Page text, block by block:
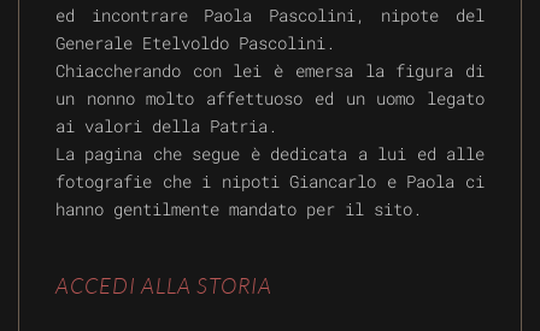
ed incontrare Paola Pascolini, nipote del
Generale Etelvoldo Pascolini.
Chiaccherando con lei è emersa la figura di
un nonno molto affettuoso ed un uomo legato
ai valori della Patria.
La pagina che segue è dedicata a lui ed alle
fotografie che i nipoti Giancarlo e Paola ci
hanno gentilmente mandato per il sito.
ACCEDI ALLA STORIA